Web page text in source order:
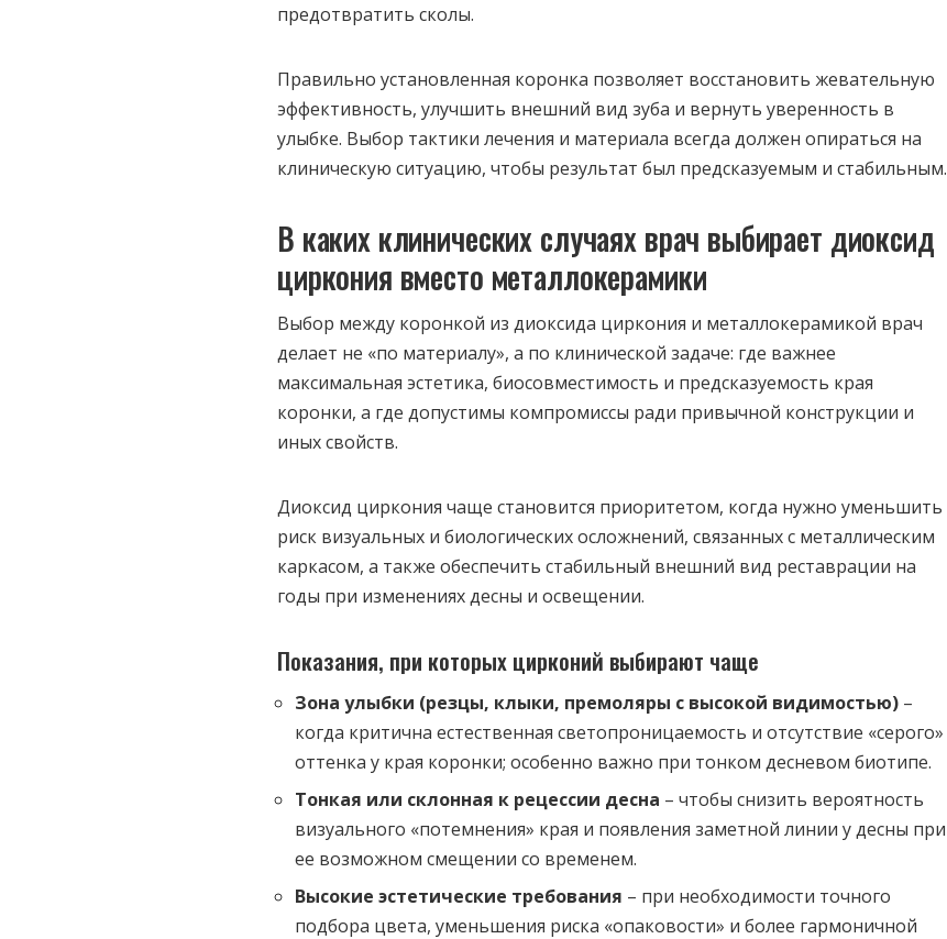
предотвратить сколы.
Правильно установленная коронка позволяет восстановить жевательную
эффективность, улучшить внешний вид зуба и вернуть уверенность в
улыбке. Выбор тактики лечения и материала всегда должен опираться на
клиническую ситуацию, чтобы результат был предсказуемым и стабильным.
В каких клинических случаях врач выбирает диоксид
циркония вместо металлокерамики
Выбор между коронкой из диоксида циркония и металлокерамикой врач
делает не «по материалу», а по клинической задаче: где важнее
максимальная эстетика, биосовместимость и предсказуемость края
коронки, а где допустимы компромиссы ради привычной конструкции и
иных свойств.
Диоксид циркония чаще становится приоритетом, когда нужно уменьшить
риск визуальных и биологических осложнений, связанных с металлическим
каркасом, а также обеспечить стабильный внешний вид реставрации на
годы при изменениях десны и освещении.
Показания, при которых цирконий выбирают чаще
Зона улыбки (резцы, клыки, премоляры с высокой видимостью) –
когда критична естественная светопроницаемость и отсутствие «серого»
оттенка у края коронки; особенно важно при тонком десневом биотипе.
Тонкая или склонная к рецессии десна – чтобы снизить вероятность
визуального «потемнения» края и появления заметной линии у десны при
ее возможном смещении со временем.
Высокие эстетические требования – при необходимости точного
подбора цвета, уменьшения риска «опаковости» и более гармоничной